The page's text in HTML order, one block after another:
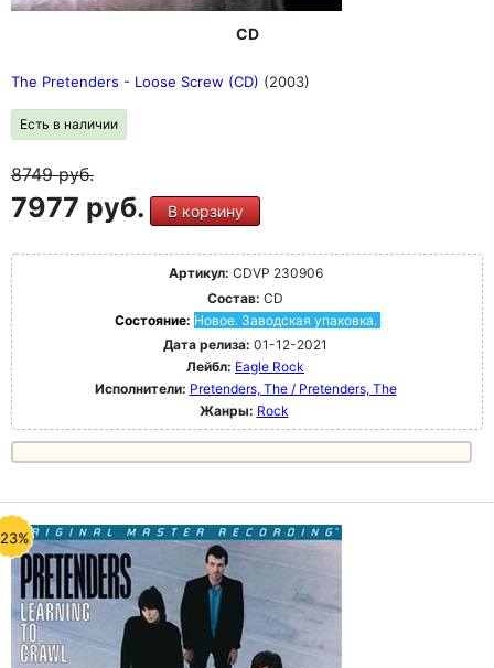
CD
The Pretenders - Loose Screw (CD) (2003)
Есть в наличии
8749руб.
7977 руб. В корзину
Артикул: CDVP 230906
Состав: CD
Состояние: Новое. Заводская упаковка.
Дата релиза: 01-12-2021
Лейбл: Eagle Rock
Исполнители: Pretenders, The / Pretenders, The
Жанры: Rock